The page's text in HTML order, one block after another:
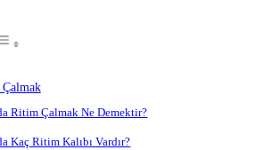
Ritim Çalmak Ne Demektir?
Kaç Ritim Kalıbı Vardır?